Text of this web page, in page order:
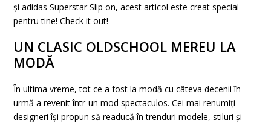
și adidas Superstar Slip on, acest articol este creat special
pentru tine! Check it out!
UN CLASIC OLDSCHOOL MEREU LA
MODĂ
În ultima vreme, tot ce a fost la modă cu câteva decenii în
urmă a revenit într-un mod spectaculos. Cei mai renumiți
designeri își propun să readucă în trenduri modele, stiluri și